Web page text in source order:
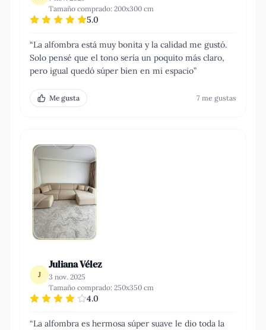
Tamaño comprado: 200x300 cm
5.0
“La alfombra está muy bonita y la calidad me gustó.
Solo pensé que el tono sería un poquito más claro,
pero igual quedó súper bien en mi espacio”
Me gusta 7 me gustas
J
Juliana Vélez
3 nov. 2025
Tamaño comprado: 250x350 cm
4.0
“La alfombra es hermosa súper suave le dio toda la